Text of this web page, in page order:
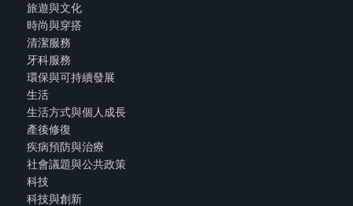
旅遊與文化
時尚與穿搭
清潔服務
牙科服務
環保與可持續發展
生活
生活方式與個人成長
產後修復
疾病預防與治療
社會議題與公共政策
科技
科技與創新